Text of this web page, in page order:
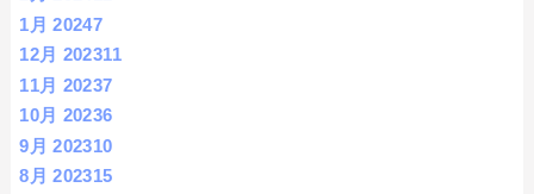
1月 20247
12月 202311
11月 20237
10月 20236
9月 202310
8月 202315